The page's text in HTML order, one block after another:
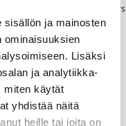
sisällön ja mainosten
ominaisuuksien
Lisäksi
ja analytiikka-
miten käytät
yhdistää näitä
heille tai joita on
puheenjohtaja Anders
Anita Westerholm ja
ehdokkaat